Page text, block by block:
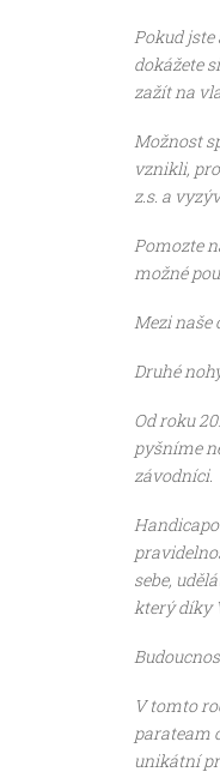
Pokud jste
dokážete
zažít na
Možnost
vznikli,
z.s. a
Pomozte
možné
Mezi naše
Druhé
Od roku
pyšníme
závodníci.
sebe,
který díky
V tomto
parateam
unikátní